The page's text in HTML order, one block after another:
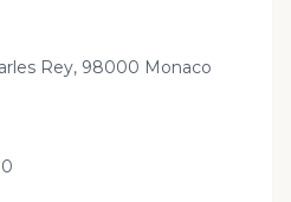
Rey, 98000 Monaco